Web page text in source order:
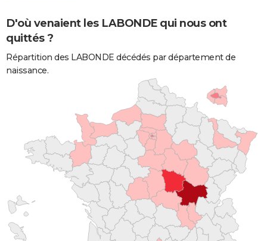
D'où venaient les LABONDE qui nous ont
quittés ?
Répartition des LABONDE décédés par département de
naissance.